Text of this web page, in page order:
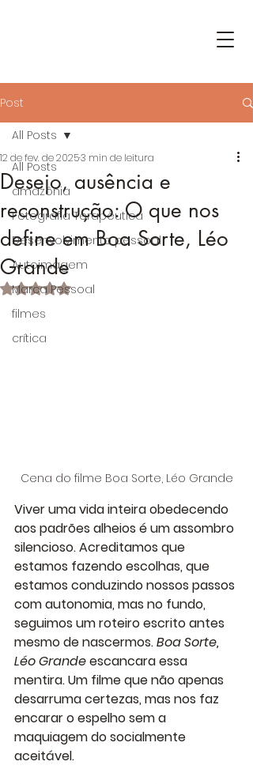
Post
All Posts
amazônia
Fotografia Terapêutica
Desenvolvimento pessoal
Autoimagem
Marca Pessoal
filmes
crítica
All Posts
Desejo, ausência e
reconstrução: O que nos
define em Boa Sorte, Léo
Grande
12 de fev. de 20253 min de leitura
Avaliado com NaN de 5 estrelas.
Cena do filme Boa Sorte, Léo Grande
Viver uma vida inteira obedecendo
aos padrões alheios é um assombro
silencioso. Acreditamos que
estamos fazendo escolhas, que
estamos conduzindo nossos passos
com autonomia, mas no fundo,
seguimos um roteiro escrito antes
mesmo de nascermos. Boa Sorte,
Léo Grande escancara essa
mentira. Um filme que não apenas
desarruma certezas, mas nos faz
encarar o espelho sem a
maquiagem do socialmente
aceitável.